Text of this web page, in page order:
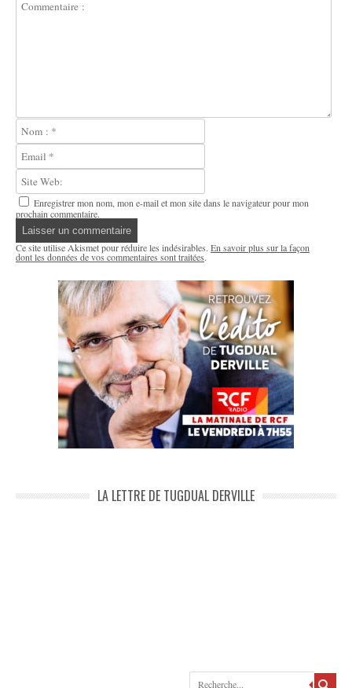
Enregistrer mon nom, mon e-mail et mon site dans le navigateur pour mon
prochain commentaire.
Ce site utilise Akismet pour réduire les indésirables. En savoir plus sur la façon
dont les données de vos commentaires sont traitées.
LA LETTRE DE TUGDUAL DERVILLE
Recherche